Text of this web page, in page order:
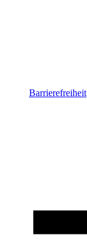
Barrierefreiheit